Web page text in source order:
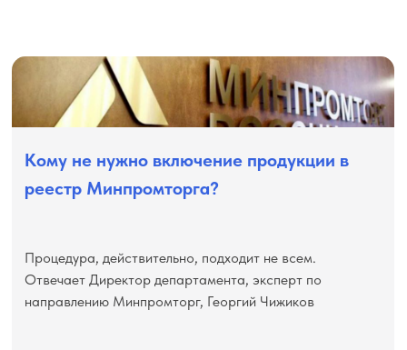
Процедура, действительно, подходит не всем.
Отвечает Директор департамента, эксперт по
направлению Минпромторг, Георгий Чижиков
Кому не нужно включение продукции в
реестр Минпромторга?